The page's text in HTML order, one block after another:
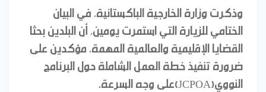
وذكرت وزارة الخارجية الباكستانية، في البيان
الختامي للزيارة التي استمرت يومين، أن البلدين بحثا
القضايا الإقليمية والعالمية المهمة، مؤكدين على
ضرورة تنفيذ خطة العمل الشاملة حول البرنامج
النووي(JCPOA)على وجه السرعة.